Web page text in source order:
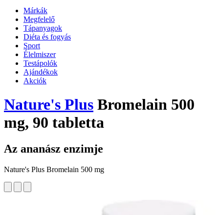
Márkák
Megfelelő
Tápanyagok
Diéta és fogyás
Sport
Élelmiszer
Testápolók
Ajándékok
Akciók
Nature's Plus Bromelain 500
mg, 90 tabletta
Az ananász enzimje
Nature's Plus Bromelain 500 mg